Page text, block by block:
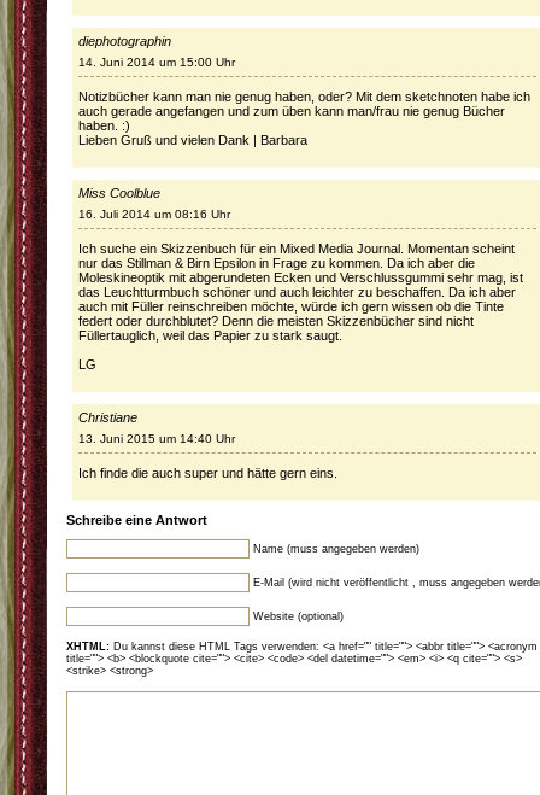
diephotographin
14. Juni 2014 um 15:00 Uhr
Notizbücher kann man nie genug haben, oder? Mit dem sketchnoten habe ich
auch gerade angefangen und zum üben kann man/frau nie genug Bücher
haben. :)
Lieben Gruß und vielen Dank | Barbara
Miss Coolblue
16. Juli 2014 um 08:16 Uhr
Ich suche ein Skizzenbuch für ein Mixed Media Journal. Momentan scheint
nur das Stillman & Birn Epsilon in Frage zu kommen. Da ich aber die
Moleskineoptik mit abgerundeten Ecken und Verschlussgummi sehr mag, ist
das Leuchtturmbuch schöner und auch leichter zu beschaffen. Da ich aber
auch mit Füller reinschreiben möchte, würde ich gern wissen ob die Tinte
federt oder durchblutet? Denn die meisten Skizzenbücher sind nicht
Füllertauglich, weil das Papier zu stark saugt.
LG
Christiane
13. Juni 2015 um 14:40 Uhr
Ich finde die auch super und hätte gern eins.
Schreibe eine Antwort
Name (muss angegeben werden)
E-Mail (wird nicht veröffentlicht , muss angegeben
Website (optional)
XHTML: Du kannst diese HTML Tags verwenden: <a href="" title=""> <abbr title=""> <acronym
title=""> <b> <blockquote cite=""> <cite> <code> <del datetime=""> <em> <i> <q cite=""> <s>
<strike> <strong>